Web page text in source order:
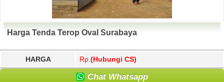
Harga Tenda Terop Oval Surabaya
HARGA Rp. (Hubungi CS)
Chat Whatsapp